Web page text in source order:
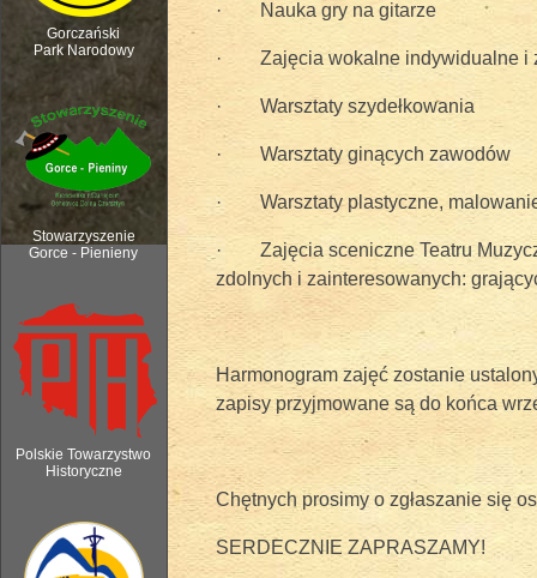
Gorczański
Park Narodowy
Stowarzyszenie
Gorce - Pienieny
Polskie Towarzystwo
Historyczne
Rozpoczęcie sezonu pasterskiego, 6
6 sierpnia 2018 - Watra w Ochotnicy
· Nauka gry na gitarze
· Zajęcia wokalne indywidualne i
· Warsztaty szydełkowania
· Warsztaty ginących zawodów
· Warsztaty plastyczne,
· Zajęcia sceniczne Teatru
zdolnych i zainteresowanych:
Harmonogram zajęć zostanie
zapisy przyjmowane są do końca
Chętnych prosimy o zgłaszanie się
SERDECZNIE ZAPRASZAMY!